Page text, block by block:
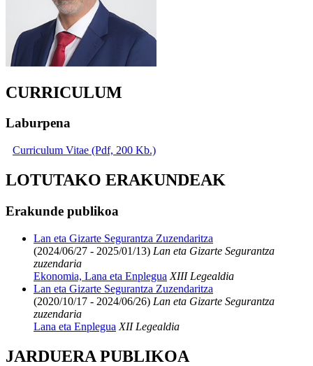
CURRICULUM
Laburpena
Curriculum Vitae (Pdf, 200 Kb.)
LOTUTAKO ERAKUNDEAK
Erakunde publikoa
Lan eta Gizarte Segurantza Zuzendaritza
(2024/06/27 - 2025/01/13) Lan eta Gizarte Segurantza
zuzendaria
Ekonomia, Lana eta Enplegua XIII Legealdia
Lan eta Gizarte Segurantza Zuzendaritza
(2020/10/17 - 2024/06/26) Lan eta Gizarte Segurantza
zuzendaria
Lana eta Enplegua XII Legealdia
JARDUERA PUBLIKOA